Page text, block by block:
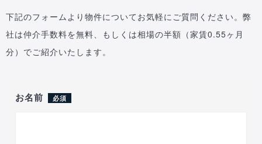
下記のフォームより物件についてお気軽にご質問ください。弊
社は仲介手数料を無料、もしくは相場の半額（家賃0.55ヶ月
分）でご紹介いたします。
お名前 必須